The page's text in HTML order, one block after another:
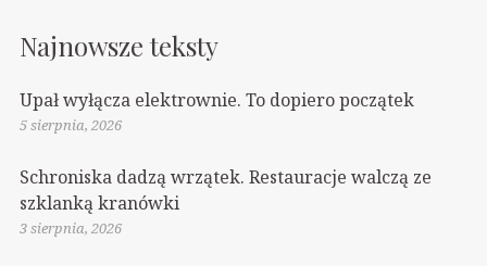
Najnowsze teksty
Upał wyłącza elektrownie. To dopiero początek
5 sierpnia, 2026
Schroniska dadzą wrzątek. Restauracje walczą ze
szklanką kranówki
3 sierpnia, 2026